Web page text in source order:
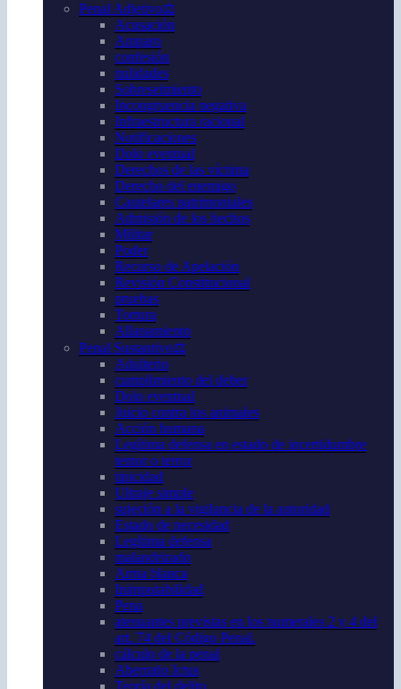
Penal Adjetivo⚖️
Acusación
Amparo
confesión
nulidades
Sobreseimiento
Incongruencia negativa
Infraestructura racional
Notificaciones
Dolo eventual
Derechos de las víctima
Derecho del enemigo
Cautelares patrimoniales
Admisión de los hechos
Militar
Poder
Recurso de Apelación
Revisión Constitucional
pruebas
Tortura
Allanamiento
Penal Sustantivo⚖️
Adulterio
cumplimiento del deber
Dolo eventual
Juicio contra los animales
Acción humana
Legítima defensa en estado de incertidumbre
temor o terror
tipicidad
Ultraje simple
sujeción a la vigilancia de la autoridad
Estado de necesidad
Legítima defensa
malandrizado
Arma blanca
Inimputabilidad
Pena
atenuantes previstas en los numerales 2 y 4 del
art. 74 del Código Penal.
cálculo de la penal
Aberratio Ictus
Teoría del delito